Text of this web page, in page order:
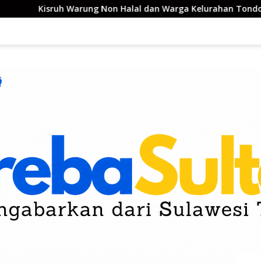
Non Halal dan Warga Kelurahan Tondo Berakhir Damai